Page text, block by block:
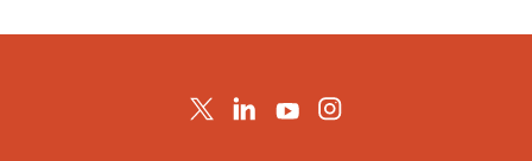
TwitterLinkedInYouTubeInstagram